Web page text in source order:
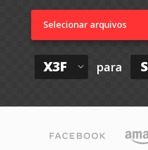
Selecionar arquivos
X3F para